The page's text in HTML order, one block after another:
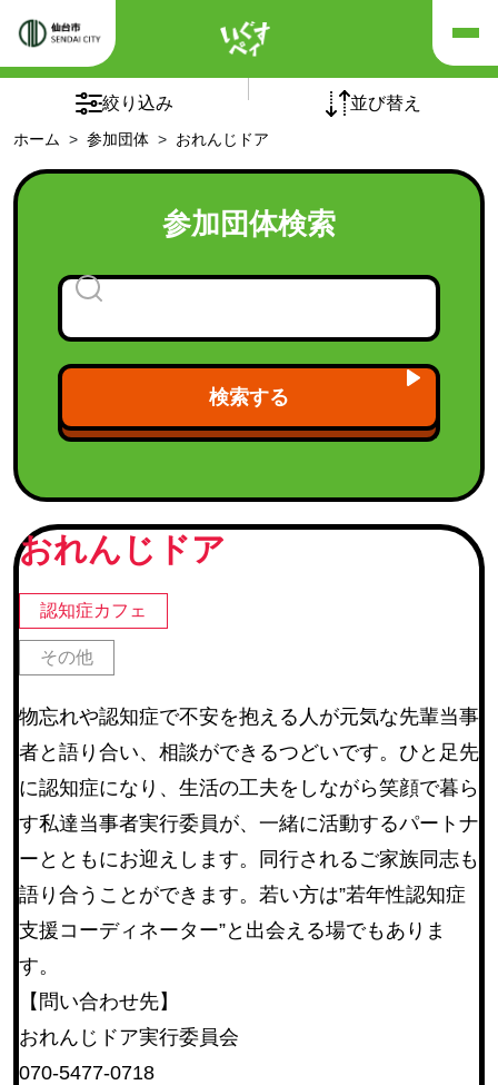
ホーム 参加団体 おれんじドア
参加団体検索
検索する
絞り込み リセット
団体の種別
チームオレンジ(5)
フレイルサポーターチーム
認知症カフェ(94)
老人クラブ(1)
福祉団体(9)
「シニア世代向け健康づくり講座」受講後の活動継
町内会 (245)
仙台市河川愛護活動団体・仙台市公園愛護協力会
(22)
教育関連施設
その他 (14)
活動内容
障害のある方等の作業補助 (17)
環境整備 (254)
催しの手伝い
レクリエーション活動（芸能ボランティア等）
利用者との交流（傾聴ボランティア、勉強や遊び相
並び替え
五十音順
おれんじドア
認知症カフェ
その他
物忘れや認知症で不安を抱える人が元気な先輩当事
者と語り合い、相談ができるつどいです。ひと足先
に認知症になり、生活の工夫をしながら笑顔で暮ら
す私達当事者実行委員が、一緒に活動するパートナ
ーとともにお迎えします。同行されるご家族同志も
語り合うことができます。若い方は”若年性認知症
支援コーディネーター”と出会える場でもありま
す。
【問い合わせ先】
おれんじドア実行委員会
070-5477-0718